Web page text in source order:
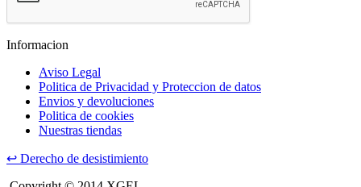
Informacion
Aviso Legal
Politica de Privacidad y Proteccion de datos
Envios y devoluciones
Politica de cookies
Nuestras tiendas
↩ Derecho de desistimiento